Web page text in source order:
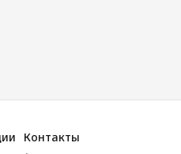
Контакты